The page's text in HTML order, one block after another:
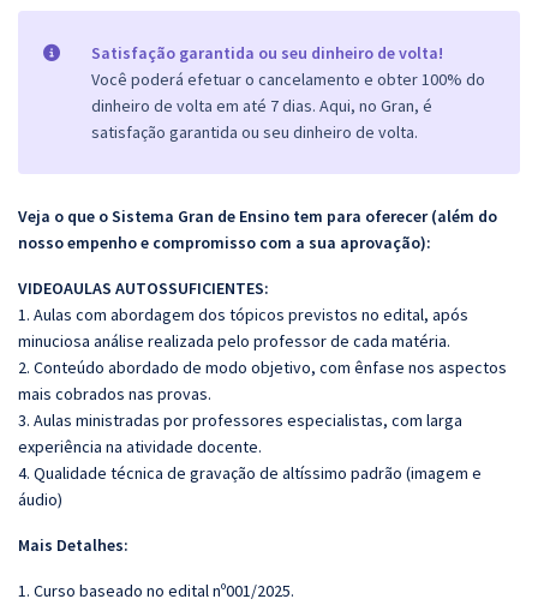
Satisfação garantida ou seu dinheiro de volta!
Você poderá efetuar o cancelamento e obter 100% do
dinheiro de volta em até 7 dias. Aqui, no Gran, é
satisfação garantida ou seu dinheiro de volta.
Veja o que o Sistema Gran de Ensino tem para oferecer (além do
nosso empenho e compromisso com a sua aprovação):
VIDEOAULAS AUTOSSUFICIENTES:
1. Aulas com abordagem dos tópicos previstos no edital, após
minuciosa análise realizada pelo professor de cada matéria.
2. Conteúdo abordado de modo objetivo, com ênfase nos aspectos
mais cobrados nas provas.
3. Aulas ministradas por professores especialistas, com larga
experiência na atividade docente.
4. Qualidade técnica de gravação de altíssimo padrão (imagem e
áudio)
Mais Detalhes:
1. Curso baseado no edital nº001/2025.